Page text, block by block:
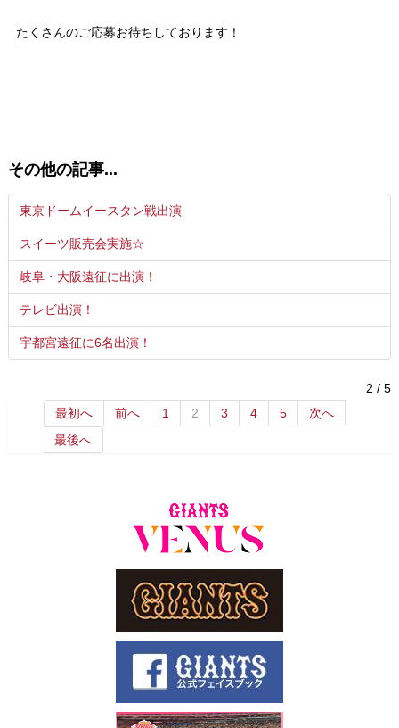
たくさんのご応募お待ちしております！
その他の記事...
東京ドームイースタン戦出演
スイーツ販売会実施☆
岐阜・大阪遠征に出演！
テレビ出演！
宇都宮遠征に6名出演！
2 / 5
最初へ
前へ 1 2 3 4 5
次へ
最後へ